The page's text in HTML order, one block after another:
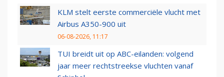
KLM stelt eerste commerciële vlucht met
Airbus A350-900 uit
06-08-2026, 11:17
TUI breidt uit op ABC-eilanden: volgend
jaar meer rechtstreekse vluchten vanaf